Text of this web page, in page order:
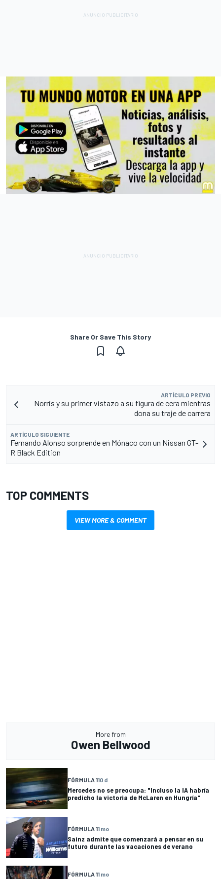
Share Or Save This Story
ARTÍCULO PREVIO
Norris y su primer vistazo a su figura de cera mientras
dona su traje de carrera
ARTÍCULO SIGUIENTE
Fernando Alonso sorprende en Mónaco con un Nissan GT-
R Black Edition
TOP COMMENTS
VIEW MORE & COMMENT
More from
Owen Bellwood
FÓRMULA 110 d
Mercedes no se preocupa: "Incluso la IA habría
predicho la victoria de McLaren en Hungría"
FÓRMULA 11 mo
Sainz admite que comenzará a pensar en su
futuro durante las vacaciones de verano
FÓRMULA 11 mo